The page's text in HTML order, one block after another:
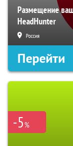
Размещение
HeadHunter
Россия
Перейти
-5%